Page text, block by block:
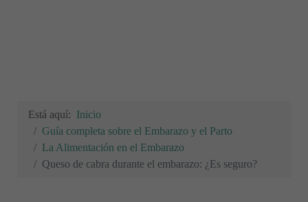
Está aquí: Inicio
Guía completa sobre el Embarazo y el Parto
La Alimentación en el Embarazo
Queso de cabra durante el embarazo: ¿Es seguro?